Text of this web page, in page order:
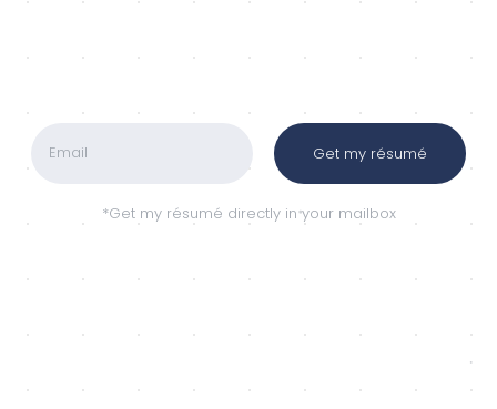
Get my résumé
*Get my résumé directly in your mailbox